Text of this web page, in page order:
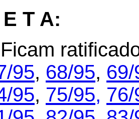
T A:
Ficam
95, 68/95,
95, 75/95,